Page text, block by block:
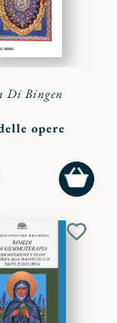
Di Bingen
opere
AL